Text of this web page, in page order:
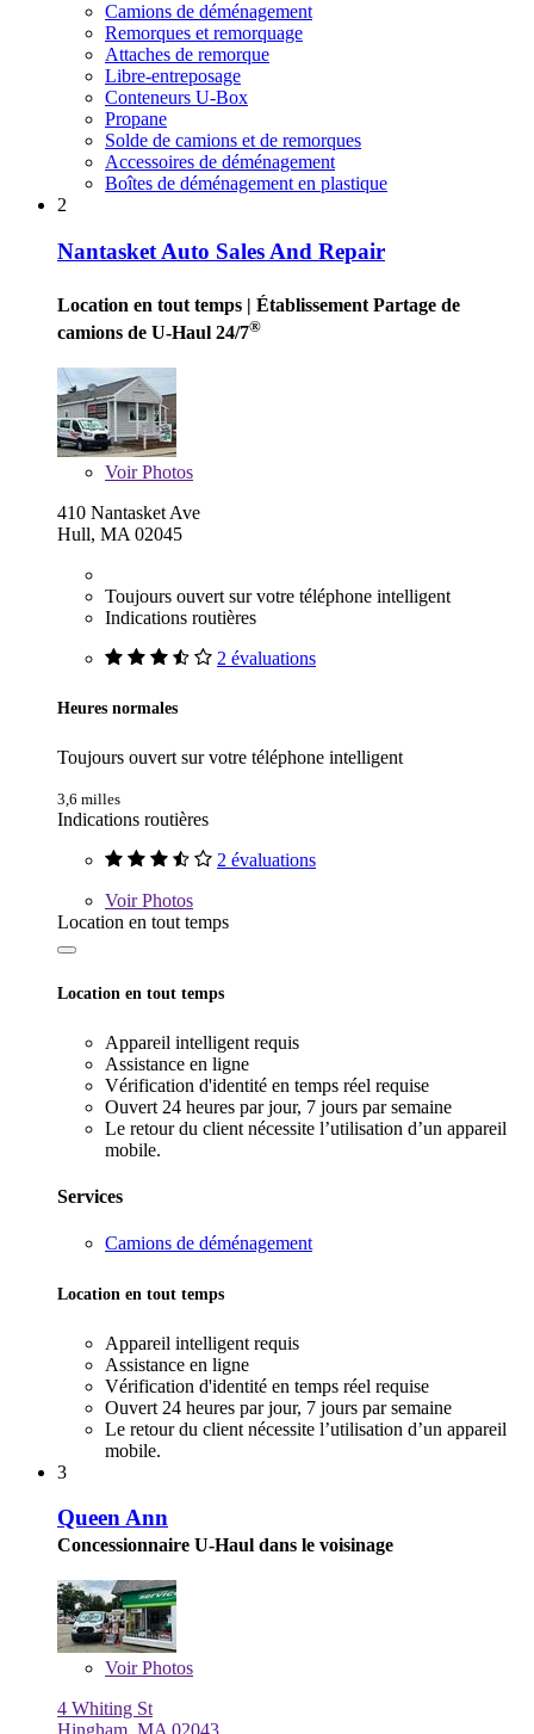
Camions de déménagement
Remorques et remorquage
Attaches de remorque
Libre-entreposage
Conteneurs U-Box
Propane
Solde de camions et de remorques
Accessoires de déménagement
Boîtes de déménagement en plastique
2
Nantasket Auto Sales And Repair
Location en tout temps | Établissement Partage de
camions de U-Haul 24/7®
VoirPhotos
410 Nantasket Ave
Hull, MA 02045
Toujours ouvert sur votre téléphone intelligent
Indications routières
2 évaluations
Heures normales
Toujours ouvert sur votre téléphone intelligent
3,6 milles
Indications routières
2 évaluations
VoirPhotos
Location en tout temps
Location en tout temps
Appareil intelligent requis
Assistance en ligne
Vérification d'identité en temps réel requise
Ouvert 24 heures par jour, 7 jours par semaine
Le retour du client nécessite l’utilisation d’un appareil
mobile.
Services
Camions de déménagement
Location en tout temps
Appareil intelligent requis
Assistance en ligne
Vérification d'identité en temps réel requise
Ouvert 24 heures par jour, 7 jours par semaine
Le retour du client nécessite l’utilisation d’un appareil
mobile.
3
Queen Ann
Concessionnaire U-Haul dans le voisinage
VoirPhotos
4 Whiting St
Hingham, MA 02043